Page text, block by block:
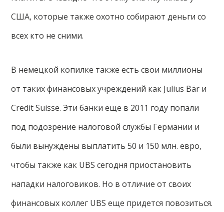
США, которые также охотно собирают деньги со
всех кто не сними.
В немецкой копилке также есть свои миллионы
от таких финансовых учреждений как Julius Bär и
Credit Suisse. Эти банки еще в 2011 году попали
под подозрение налоговой службы Германии и
были вынуждены выплатить 50 и 150 млн. евро,
чтобы также как UBS сегодня приостановить
нападки налоговиков. Но в отличие от своих
финансовых коллег UBS еще придется повозиться.